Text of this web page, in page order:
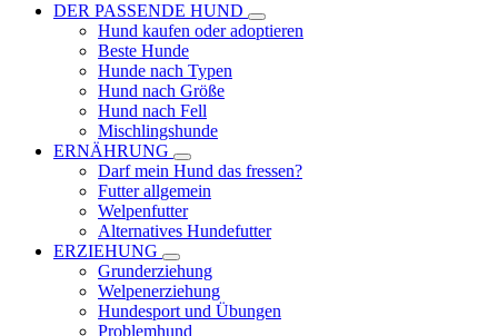
DER PASSENDE HUND
Hund kaufen oder adoptieren
Beste Hunde
Hunde nach Typen
Hund nach Größe
Hund nach Fell
Mischlingshunde
ERNÄHRUNG
Darf mein Hund das fressen?
Futter allgemein
Welpenfutter
Alternatives Hundefutter
ERZIEHUNG
Grunderziehung
Welpenerziehung
Hundesport und Übungen
Problemhund